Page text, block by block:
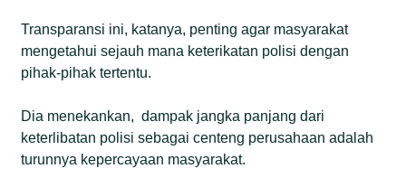
Transparansi ini, katanya, penting agar masyarakat
mengetahui sejauh mana keterikatan polisi dengan
pihak-pihak tertentu.
Dia menekankan, dampak jangka panjang dari
keterlibatan polisi sebagai centeng perusahaan adalah
turunnya kepercayaan masyarakat.